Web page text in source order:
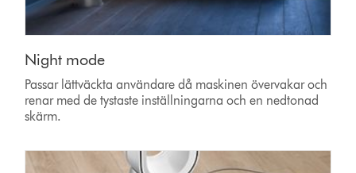
Night mode
Passar lättväckta användare då maskinen övervakar och
renar med de tystaste inställningarna och en nedtonad
skärm.